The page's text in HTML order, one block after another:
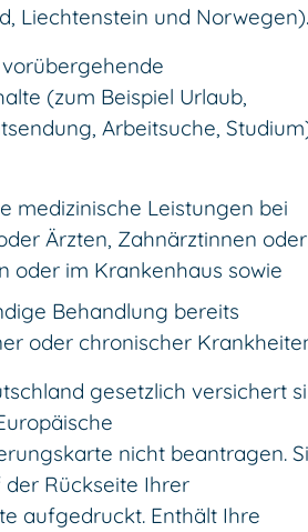
Liechtenstein und Norwegen).
(zum Beispiel Urlaub,
Arbeitsuche,
medizinische Leistungen bei
Ärzten, Zahnärztinnen oder
oder im Krankenhaus sowie
Behandlung bereits
oder chronischer
gesetzlich versichert
nicht beantragen.
Rückseite Ihrer
aufgedruckt. Enthält Ihre